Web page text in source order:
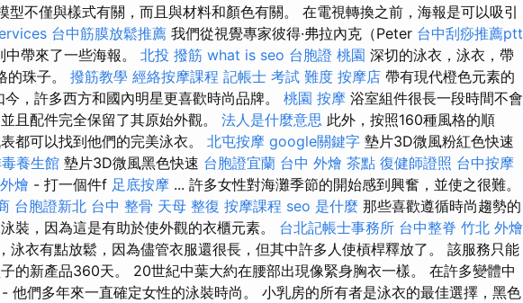
型不僅與樣式有關，而且與材料和顏色有關。 在電視轉換之前，海報是可以吸引
台中筋膜放鬆推薦 我們從視覺專家彼得·弗拉內克（Peter 台中刮痧推薦ptt
帶來了一些海報。 北投 撥筋 what is seo 台胞證 桃園 深切的泳衣，泳衣，帶
珠子。 撥筋教學 經絡按摩課程 記帳士 考試 難度 按摩店 帶有現代橙色元素的
，許多西方和國內明星更喜歡時尚品牌。 桃園 按摩 浴室組件很長一段時間不會
且配件完全保留了其原始外觀。 法人是什麼意思 此外，按照160種風格的順
都可以找到他們的完美泳衣。 北屯按摩 google關鍵字 墊片3D微風粉紅色快速
養生館 墊片3D微風黑色快速 台胞證宜蘭 台中 外燴 茶點 復健師證照 台中按摩
燴 - 打一個件f 足底按摩 ... 許多女性對海灘季節的開始感到興奮，並使之很難。
台胞證新北 台中 整骨 天母 整復 按摩課程 seo 是什麼 那些喜歡遵循時尚趨勢的
裝，因為這是有助於使外觀的衣櫃元素。 台北記帳士事務所 台中整脊 竹北 外燴
泳衣有點放鬆，因為儘管衣服還很長，但其中許多人使槓桿釋放了。 該服務只能
的新產品360天。 20世紀中葉大約在腰部出現像緊身胸衣一樣。 在許多變體中
他們多年來一直確定女性的泳裝時尚。 小乳房的所有者是泳衣的最佳選擇，黑色